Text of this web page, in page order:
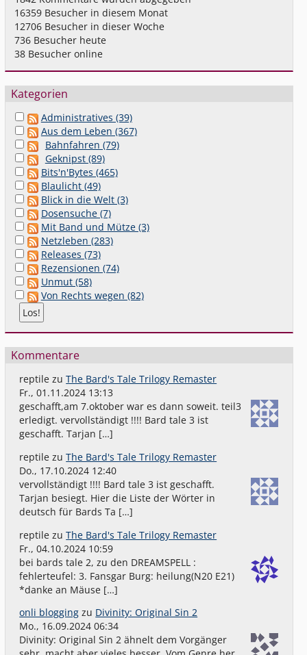
16359 Besucher in diesem Monat
12706 Besucher in dieser Woche
736 Besucher heute
38 Besucher online
Kategorien
Administratives (39)
Aus dem Leben (367)
Bahnfahren (79)
Geknipst (89)
Bits'n'Bytes (465)
Blaulicht (49)
Blick in die Welt (3)
Dosensuche (7)
Mit Band und Mütze (3)
Netzleben (283)
Releases (73)
Rezensionen (74)
Unmut (58)
Von Rechts wegen (82)
Kommentare
reptile zuThe Bard's Tale Trilogy Remaster
Fr., 01.11.2024 13:13
geschafft,am 7.oktober war es dann soweit. teil3
erledigt. vervollständigt !!!! Bard tale 3 ist
geschafft. Tarjan […]
reptile zuThe Bard's Tale Trilogy Remaster
Do., 17.10.2024 12:40
vervollständigt !!!! Bard tale 3 ist geschafft.
Tarjan besiegt. Hier die Liste der Wörter in
deutsch für Bards Ta […]
reptile zuThe Bard's Tale Trilogy Remaster
Fr., 04.10.2024 10:59
bei bards tale 2, zu den DREAMSPELL :
fehlerteufel: 3. Fansgar Burg: heilung(N20 E21)
*danke an Mäuse […]
onli blogging zu Divinity: Original Sin 2
Mo., 16.09.2024 06:34
Divinity: Original Sin 2 ähnelt dem Vorgänger